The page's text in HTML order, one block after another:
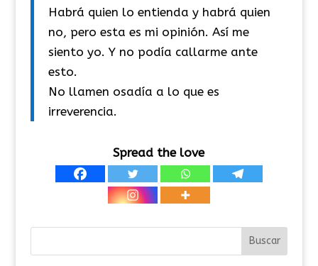
Habrá quien lo entienda y habrá quien
no, pero esta es mi opinión. Así me
siento yo. Y no podía callarme ante
esto.
No llamen osadía a lo que es
irreverencia.
Spread the love